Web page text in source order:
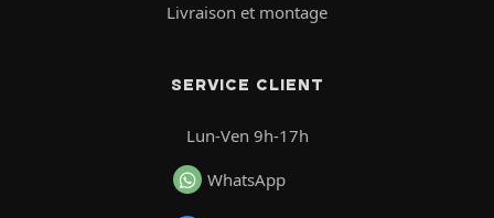
Livraison et montage
SERVICE CLIENT
Lun-Ven 9h-17h
WhatsApp